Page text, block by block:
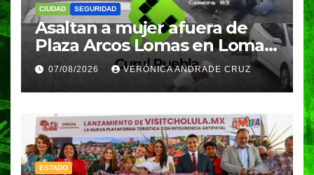
CIUDAD SEGURIDAD
Asaltan a mujer afuera de
Plaza Arcos Lomas en Lomas
de Angelópolis; delincuentes
huyeron en auto
07/08/2026 VERÓNICA ANDRADE CRUZ
ESTADO